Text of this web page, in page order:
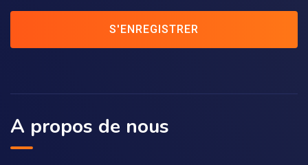
S'ENREGISTRER
A propos de nous